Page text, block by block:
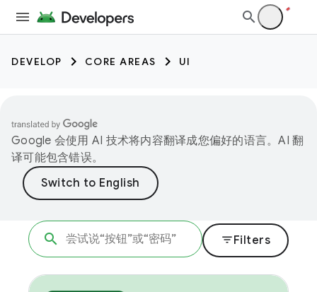
DEVELOP CORE AREAS UI
Google 会使用 AI 技术将内容翻译成您偏好的语言。AI 翻
译可能包含错误。
filter_listFilters